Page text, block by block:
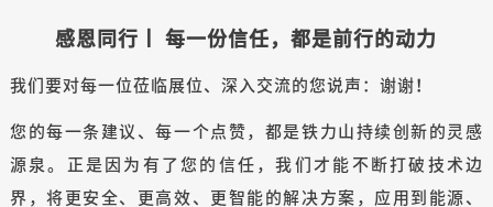
感恩同行丨 每一份信任，都是前行的动力
我们要对每一位莅临展位、深入交流的您说声：谢谢！
您的每一条建议、每一个点赞，都是铁力山持续创新的灵感
源泉。正是因为有了您的信任，我们才能不断打破技术边
界，将更安全、更高效、更智能的解决方案，应用到能源、